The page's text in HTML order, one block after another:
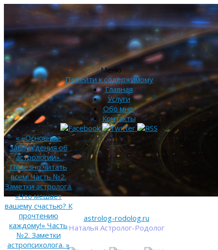
astrolog-rodolog.ru
Наталья Астролог-Родолог
Меню
Перейти к содержимому
Главная
Услуги
Обо мне.
Контакты
««Основные
заблуждения об
астрологии».
Полезно читать
всем! Часть №2.
Заметки астролога.
«Что мешает
вашему счастью? К
прочтению
каждому!» Часть
№2. Заметки
астропсихолога. »